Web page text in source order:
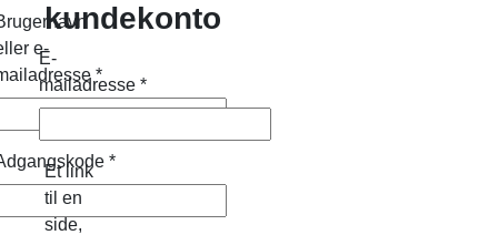
e-
*
*
kundekonto
E-
mailadresse *
Et link
til en
side,